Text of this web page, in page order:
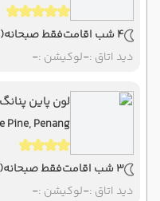
4 شب اقامت فقط صبحانه(BB)
دید اتاق :-لوکیشن :-
لون پاین پنانگ
Pine, Penang
3 شب اقامت فقط صبحانه(BB)
دید اتاق :-لوکیشن :-